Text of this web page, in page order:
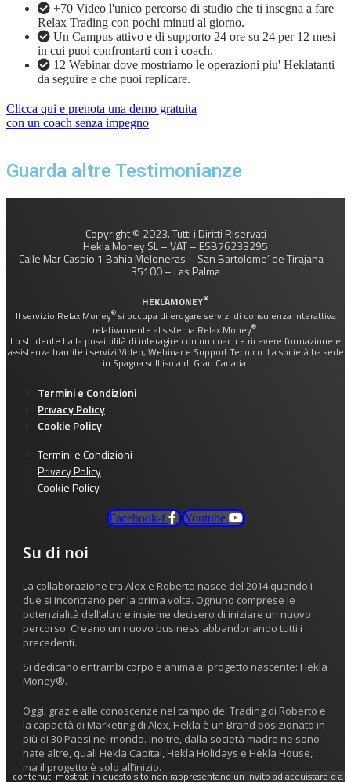
+70 Video l'unico percorso di studio che ti insegna a fare
Relax Trading con pochi minuti al giorno.
​Un Campus attivo e di supporto 24 ore su 24 per 12 mesi
in cui puoi confrontarti con i coach.
12 Webinar dove mostriamo le operazioni piu' Heklatanti
da seguire e che puoi replicare.
Clicca qui e prenota una demo gratuita
con un coach senza impegno
Guarda altre Testimonianze
Copyright © 2023. Tutti i Diritti Riservati
Hekla Money SL – VAT – ESB76233295
Calle Mar Caspio 1 Bahia Meloneras – San Bartolome’ de Tirajana –
35100 – Las Palma
HEKLAMONEY®
Il servizio Relax Money®si occupa di erogare servizi di consulenza interattiva
relativamente al sistema Relax Money®.
Lo studente ha la possibilità di interagire con un coach e ricevere formazione e
assistenza tramite i servizi Video, Webinar e Support Tecnico. La società ha sede
in Spagna sull’isola di Gran Canaria.
Termini e Condizioni
Privacy Policy
Cookie Policy
Termini e Condizioni
Privacy Policy
Cookie Policy
Facebook-f Youtube
Su di noi
La collaborazione tra Alex e Roberto nasce del 2014 quando i
due si incontrano per la prima volta. Ognuno comprese le
potenzialità dell’altro e insieme decisero di iniziare un nuovo
percorso. Creano un nuovo business abbandonando tutti i
precedenti.
Si dedicano entrambi corpo e anima al progetto nascente: Hekla
Money®.
Oggi, grazie alle conoscenze nel campo del Trading di Roberto e
la capacità di Marketing di Alex, Hekla è un Brand posizionato in
più di 30 Paesi nel mondo. Inoltre, dalla società madre ne sono
nate altre, quali Hekla Capital, Hekla Holidays e Hekla House,
ma il progetto è solo all’inizio.
I contenuti mostrati in questo sito non rappresentano un invito ad acquistare o a